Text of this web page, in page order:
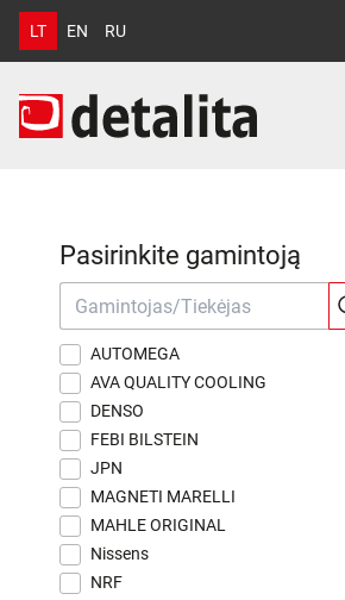
LT EN RU
Pasirinkite gamintoją
AUTOMEGA
AVA QUALITY COOLING
DENSO
FEBI BILSTEIN
JPN
MAGNETI MARELLI
MAHLE ORIGINAL
Nissens
NRF